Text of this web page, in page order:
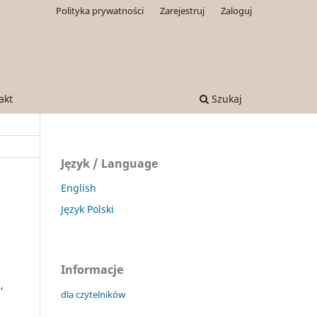
Szukaj
Polityka prywatności Zarejestruj Zaloguj
Język / Language
English
Język Polski
Informacje
dla czytelników